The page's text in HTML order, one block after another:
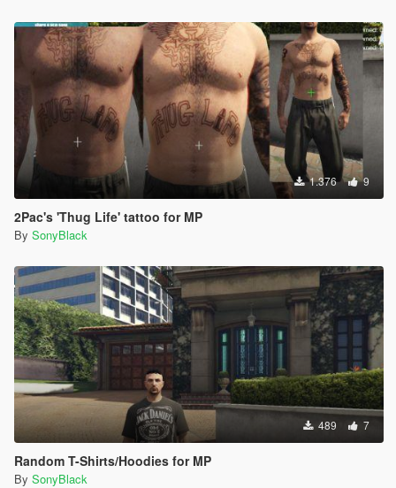
1.376 9
2Pac's 'Thug Life' tattoo for MP
By SonyBlack
489 7
Random T-Shirts/Hoodies for MP
By SonyBlack